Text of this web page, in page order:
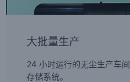
大批量生产
24 小时运行的无尘生产车
存储系统。